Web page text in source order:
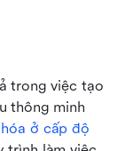
trong việc tạo
thông minh
ở cấp độ